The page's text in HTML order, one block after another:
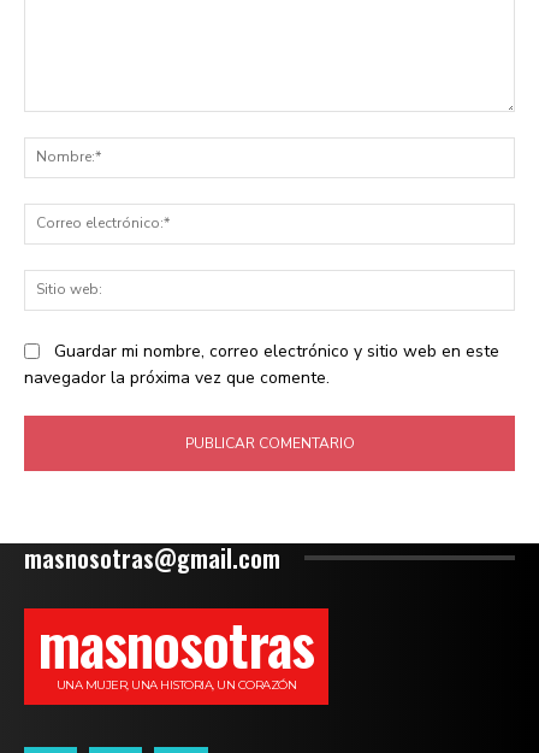
Guardar mi nombre, correo electrónico y sitio web en este
navegador la próxima vez que comente.
masnosotras@gmail.com
masnosotras
UNA MUJER, UNA HISTORIA, UN CORAZÓN